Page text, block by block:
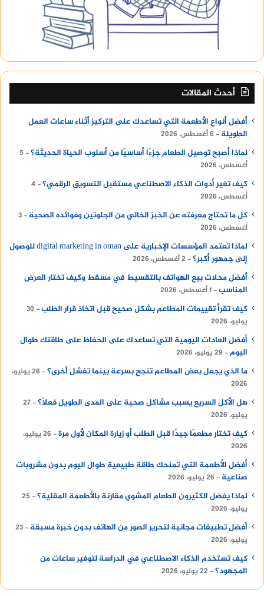
أحدث المقالات
أفضل أنواع الأطعمة التي تساعدك على التركيز أثناء ساعات العمل
الطويلة
6 أغسطس، 2026
لماذا أصبح توصيل الطعام جزءًا أساسيًا من أسلوب الحياة الحديثة؟
5
أغسطس، 2026
كيف تغير أدوات الذكاء الاصطناعي مستقبل التسويق الرقمي؟ 4
أغسطس، 2026
كل ما تحتاج معرفته عن الخبز الخالي من الجلوتين وفوائده الصحية
3
أغسطس، 2026
لماذا تعتمد المؤسسات الإخبارية على digital marketing in oman للوصول
إلى جمهور أكبر؟ 2 أغسطس، 2026
أفضل محلات بيع الهواتف بالتقسيط في مسقط وكيف تختار العرض
المناسب 1 أغسطس، 2026
كيف تقرأ تقييمات المطاعم بشكل صحيح قبل اتخاذ قرار الطلب
30
يوليو، 2026
أفضل العادات اليومية التي تساعدك على الحفاظ على طاقتك طوال
اليوم
29 يوليو، 2026
ما الذي يجعل بعض المطاعم تنجح بسرعة بينما تفشل أخرى؟
28 يوليو،
2026
هل الأكل السريع يسبب مشاكل صحية على المدى الطويل فعلًا؟ 27
يوليو، 2026
كيف تختار مطعمًا جيدًا قبل الطلب أو زيارة المكان لأول مرة
26 يوليو،
2026
أفضل الأطعمة التي تمنحك طاقة طبيعية طوال اليوم بدون مشروبات
صناعية
26 يوليو، 2026
لماذا يفضل الكثيرون الطعام المشوي مقارنة بالأطعمة المقلية؟
25
يوليو، 2026
أفضل تطبيقات مجانية لتحرير الصور من الهاتف بدون خبرة مسبقة
23
يوليو، 2026
كيف تستخدم الذكاء الاصطناعي في الدراسة لتوفير ساعات من
المجهود؟ 22 يوليو، 2026